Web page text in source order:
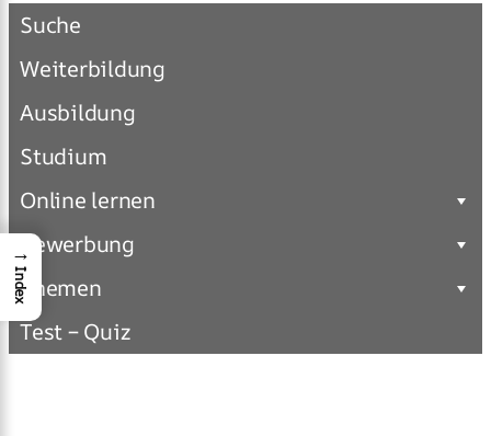
Suche
Weiterbildung
Ausbildung
Studium
Online lernen
Bewerbung
Themen
Test – Quiz
→
Index